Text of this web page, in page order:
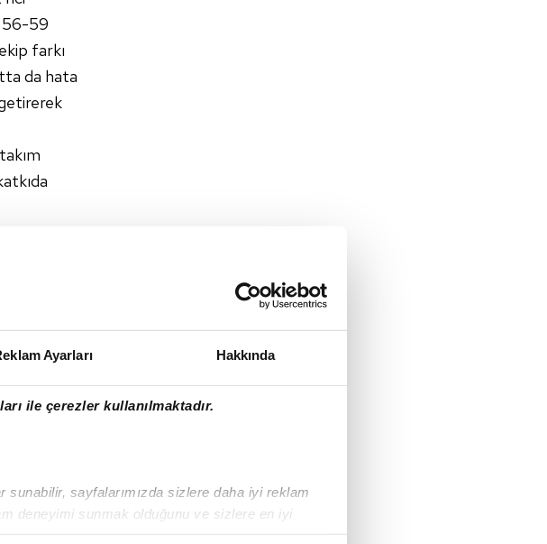
Ayarları Hakkında
ile çerezler kullanılmaktadır.
sayfalarımızda sizlere daha iyi reklam
deneyimi sunmak olduğunu ve sizlere en iyi
56-59
farkı
da hata
yarı